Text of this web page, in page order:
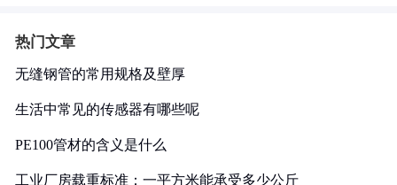
热门文章
无缝钢管的常用规格及壁厚
生活中常见的传感器有哪些呢
PE100管材的含义是什么
工业厂房载重标准：一平方米能承受多少公斤